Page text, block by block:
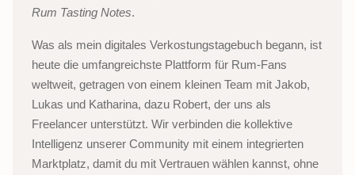
Rum Tasting Notes.
Was als mein digitales Verkostungstagebuch begann, ist
heute die umfangreichste Plattform für Rum-Fans
weltweit, getragen von einem kleinen Team mit Jakob,
Lukas und Katharina, dazu Robert, der uns als
Freelancer unterstützt. Wir verbinden die kollektive
Intelligenz unserer Community mit einem integrierten
Marktplatz, damit du mit Vertrauen wählen kannst, ohne